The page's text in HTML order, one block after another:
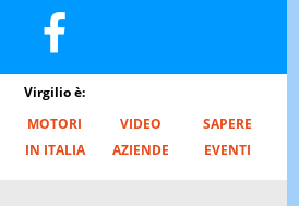
Virgilio è:
MOTORI VIDEO
SAPERE
IN ITALIA AZIENDE EVENTI